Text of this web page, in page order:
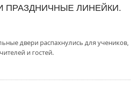
ПРАЗДНИЧНЫЕ ЛИНЕЙКИ.
двери распахнулись для учеников,
и гостей.